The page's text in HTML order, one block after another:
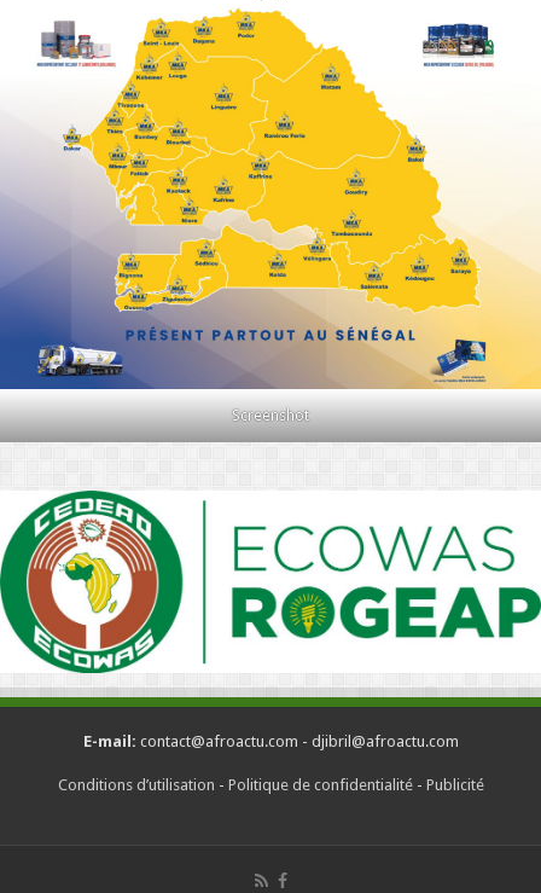
Screenshot
E-mail: contact@afroactu.com - djibril@afroactu.com
Conditions d’utilisation - Politique de confidentialité- Publicité